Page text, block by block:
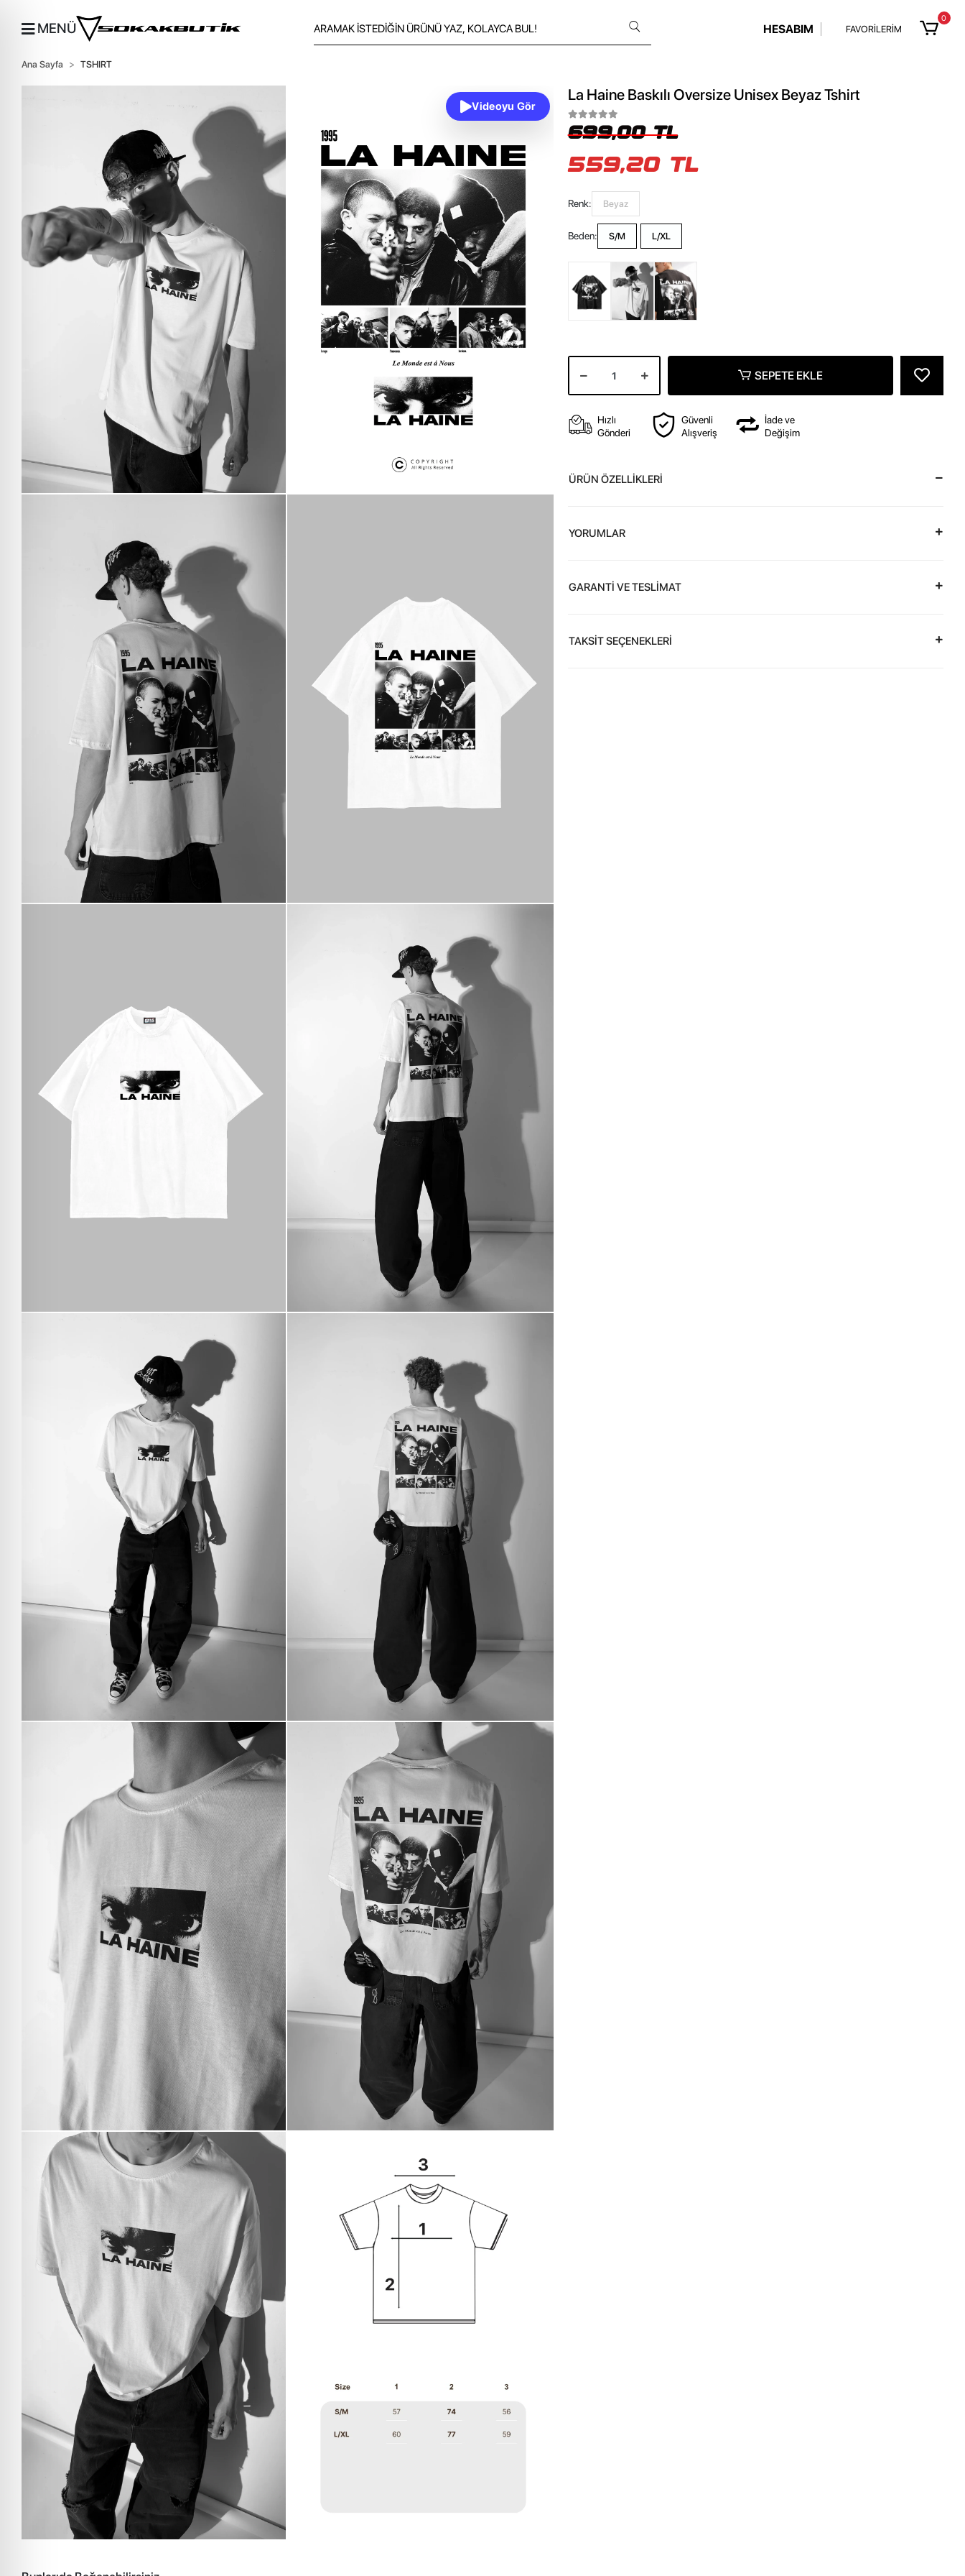
MENÜ HESABIM FAVORİLERİM
0
Ana Sayfa TSHIRT
Videoyu Gör
La Haine Baskılı Oversize Unisex Beyaz Tshirt
699,00 TL
559,20 TL
Renk: Beyaz
Beden: S/M L/XL
SEPETE EKLE
Hızlı
Gönderi
Güvenli
Alışveriş
İade ve
Değişim
ÜRÜN ÖZELLİKLERİ
YORUMLAR
GARANTİ VE TESLİMAT
TAKSİT SEÇENEKLERİ